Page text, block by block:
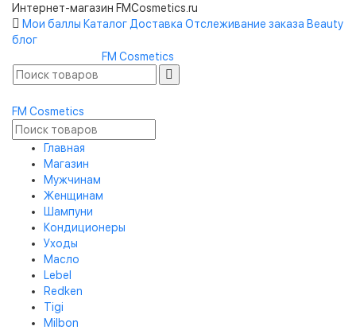
Интернет-магазин FMCosmetics.ru
Мои баллы Каталог Доставка Отслеживание заказа Beauty
блог
FM Cosmetics
FM Cosmetics
Главная
Магазин
Мужчинам
Женщинам
Шампуни
Кондиционеры
Уходы
Масло
Lebel
Redken
Tigi
Milbon